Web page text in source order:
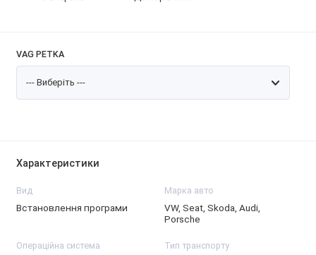
VAG PETKA
Характеристики
Вид
Встановлення програми
Марка авто
VW, Seat, Skoda, Audi,
Porsche
Операційна система Тип транспорту